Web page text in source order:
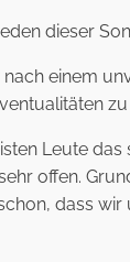
dieser
einem
Leute das
offen.
dass